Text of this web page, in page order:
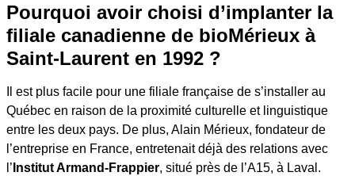
Pourquoi avoir choisi d’implanter la
filiale canadienne de bioMérieux à
Saint-Laurent en 1992 ?
Il est plus facile pour une filiale française de s’installer au
Québec en raison de la proximité culturelle et linguistique
entre les deux pays. De plus, Alain Mérieux, fondateur de
l’entreprise en France, entretenait déjà des relations avec
l’ Institut Armand-Frappier, situé près de l’A15, à Laval.